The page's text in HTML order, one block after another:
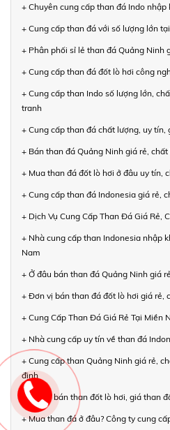
+ Chuyên cung cấp than đá Indo
+ Cung cấp than đá với số lượng lớn
+ Phân phối sỉ lẻ than đá Quảng Ninh
+ Cung cấp than đá đốt lò hơi công
+ Cung cấp than Indo số lượng lớn,
tranh
+ Cung cấp than đá chất lượng, uy tín,
+ Bán than đá Quảng Ninh giá rẻ,
+ Mua than đá đốt lò hơi ở đâu uy tín,
+ Cung cấp than đá Indonesia giá rẻ,
+ Dịch Vụ Cung Cấp Than Đá Giá Rẻ,
+ Nhà cung cấp than Indonesia nhập
Nam
+ Ở đâu bán than đá Quảng Ninh giá
+ Đơn vị bán than đá đốt lò hơi giá rẻ,
+ Cung Cấp Than Đá Giá Rẻ Tại Miền
+ Nhà cung cấp uy tín về than đá
+ Cung cấp than Quảng Ninh giá rẻ,
định
+ Ở đâu bán than đốt lò hơi, giá than
+ Mua than đá ở đâu? Công ty cung